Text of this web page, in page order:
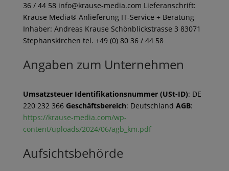
36 / 44 58 info@krause-media.com Lieferanschrift:
Krause Media® Anlieferung IT-Service + Beratung
Inhaber: Andreas Krause Schönblickstrasse 3 83071
Stephanskirchen tel. +49 (0) 80 36 / 44 58
Angaben zum Unternehmen
Umsatzsteuer Identifikationsnummer (USt-ID): DE
220 232 366 Geschäftsbereich: Deutschland AGB:
https://krause-media.com/wp-
content/uploads/2024/06/agb_km.pdf
Aufsichtsbehörde